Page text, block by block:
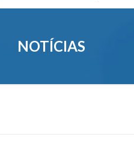
NOTÍCIAS